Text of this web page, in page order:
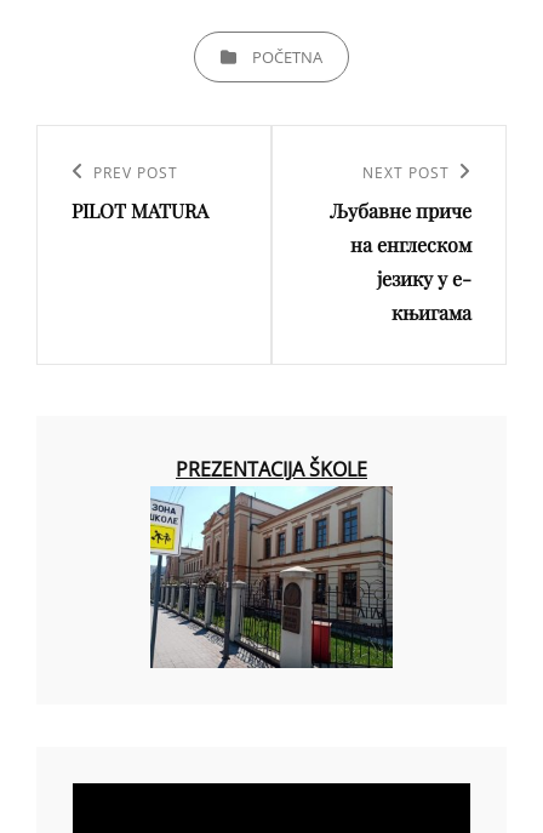
CATEGORIESPOČETNA
чланка
Previous
Post
PREV POST
PILOT MATURA
Post
NEXT POST
Љубавне приче
на енглеском
језику у е-
књигама
PREZENTACIJA ŠKOLE